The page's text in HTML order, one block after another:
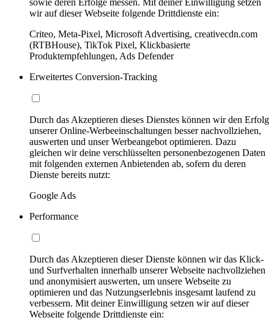
wir auf dieser Webseite folgende Drittdienste ein:
Criteo, Meta-Pixel, Microsoft Advertising, creativecdn.com
(RTBHouse), TikTok Pixel, Klickbasierte
Produktempfehlungen, Ads Defender
Erweitertes Conversion-Tracking
Durch das Akzeptieren dieses Dienstes können wir den Erfolg
unserer Online-Werbeeinschaltungen besser nachvollziehen,
auswerten und unser Werbeangebot optimieren. Dazu
gleichen wir deine verschlüsselten personenbezogenen Daten
mit folgenden externen Anbietenden ab, sofern du deren
Dienste bereits nutzt:
Google Ads
Performance
Durch das Akzeptieren dieser Dienste können wir das Klick-
und Surfverhalten innerhalb unserer Webseite nachvollziehen
und anonymisiert auswerten, um unsere Webseite zu
optimieren und das Nutzungserlebnis insgesamt laufend zu
verbessern. Mit deiner Einwilligung setzen wir auf dieser
Webseite folgende Drittdienste ein: